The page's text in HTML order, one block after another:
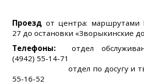
Проезд от центра:
27 до остановки «Зворыкинские
Телефоны: отдел
(4942) 55-14-71
отдел по досугу и
55-16-52